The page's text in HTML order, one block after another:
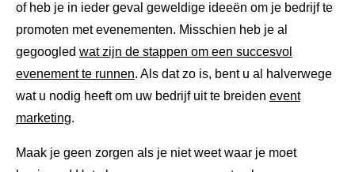
of heb je in ieder geval geweldige ideeën om je bedrijf te
promoten met evenementen. Misschien heb je al
gegoogled wat zijn de stappen om een ​​succesvol
evenement te runnen. Als dat zo is, bent u al halverwege
wat u nodig heeft om uw bedrijf uit te breiden event
marketing.
Maak je geen zorgen als je niet weet waar je moet